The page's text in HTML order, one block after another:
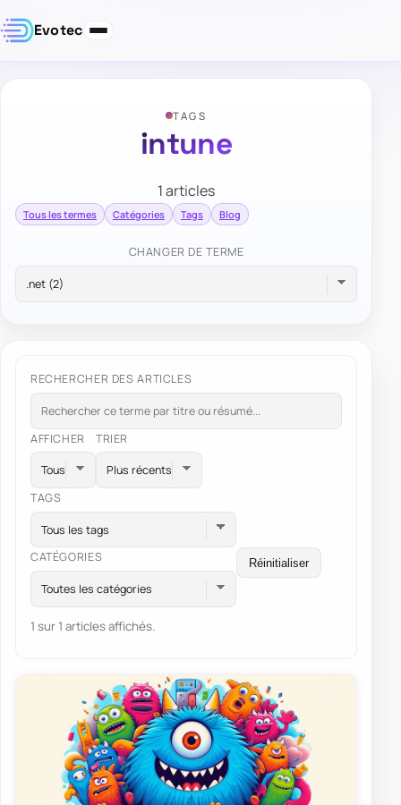
Evotec
TAGS
intune
1 articles
Tous les termes Catégories Tags Blog
CHANGER DE TERME
RECHERCHER DES ARTICLES
AFFICHER TRIER
TAGS
Tous les tags
CATÉGORIES
Toutes les catégories
Réinitialiser
1 sur 1 articles affichés.